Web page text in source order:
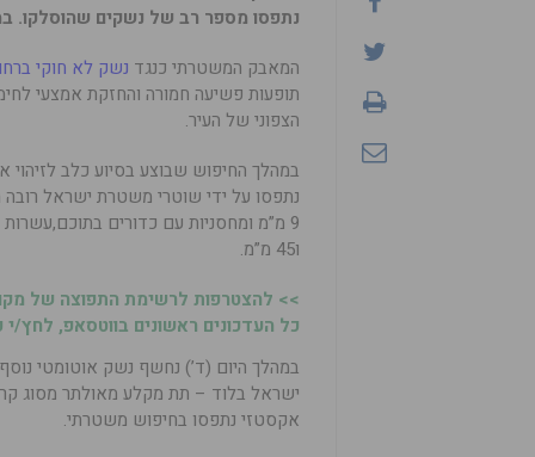
נתפסו מספר רב של נשקים שהוסלקו. במתחם
המאבק המשטרתי כנגד נשק לא חוקי
תופעות פשיעה חמורה והחזקת אמצעי
הצפוני של העיר.
במהלך החיפוש שבוצע בסיוע כלב לזיהוי
ו45 מ”מ.
>> להצטרפות לרשימת התפוצה של
כל העדכונים ראשונים בווטסאפ, לחץ/י
במהלך היום (ד’) נחשף נשק אוטומטי
אקסטזי נתפסו בחיפוש משטרתי.